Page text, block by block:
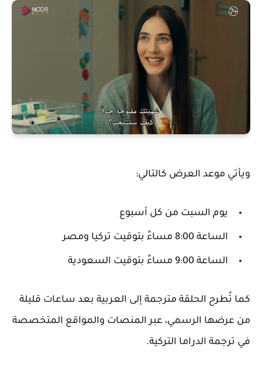
ويأتي موعد العرض كالتالي:
يوم السبت من كل أسبوع
الساعة 8:00 مساءً بتوقيت تركيا ومصر
الساعة 9:00 مساءً بتوقيت السعودية
كما تُطرح الحلقة مترجمة إلى العربية بعد ساعات قليلة
من عرضها الرسمي، عبر المنصات والمواقع المتخصصة
في ترجمة الدراما التركية.